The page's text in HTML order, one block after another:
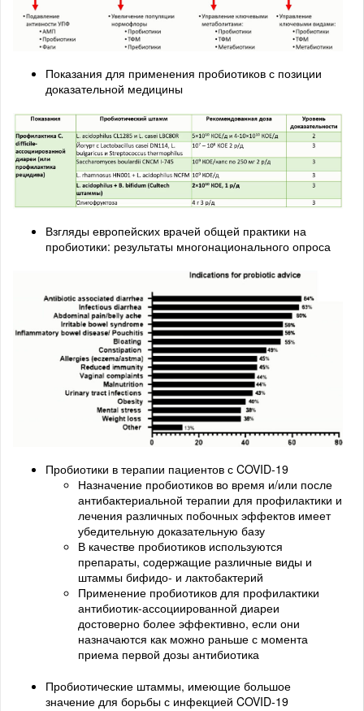
Показания для применения пробиотиков с позиции
доказательной медицины
Взгляды европейских врачей общей практики на
пробиотики: результаты многонационального опроса
Пробиотики в терапии пациентов с COVID-19
Назначение пробиотиков во время и/или после
антибактериальной терапии для профилактики и
лечения различных побочных эффектов имеет
убедительную доказательную базу
В качестве пробиотиков используются
препараты, содержащие различные виды и
штаммы бифидо- и лактобактерий
Применение пробиотиков для профилактики
антибиотик-ассоциированной диареи
достоверно более эффективно, если они
назначаются как можно раньше с момента
приема первой дозы антибиотика
Пробиотические штаммы, имеющие большое
значение для борьбы с инфекцией COVID-19